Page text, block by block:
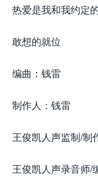
热爱是我和我约定
敢想的就位
编曲：钱雷
制作人：钱雷
王俊凯人声监制/制
王俊凯人声录音师/